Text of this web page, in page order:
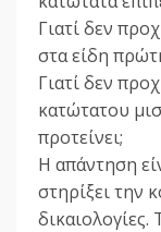
Γιατί δεν
στα είδη
Γιατί δεν
κατώτατου
προτείνει;
Η απάντηση
στηρίξει την